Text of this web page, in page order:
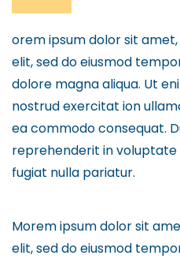
orem ipsum dolor sit
elit, sed do eiusmod
dolore magna aliqua. Ut
nostrud exercitat ion
ea commodo consequat.
reprehenderit in voluptate
fugiat nulla pariatur.
Morem ipsum dolor sit
elit, sed do eiusmod